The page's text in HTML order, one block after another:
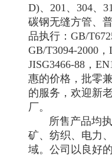
D)、201、304、
碳钢无缝方管、
品执行：GB/
GB/T3094-2000，
JISG3466-88，
惠的价格，批零
的服务，欢迎新
厂。
所售产品均执
矿、纺织、电力
域。公司以良好